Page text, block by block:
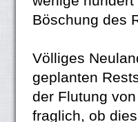
Böschung des
Völliges
geplanten
der Flutung
fraglich, ob